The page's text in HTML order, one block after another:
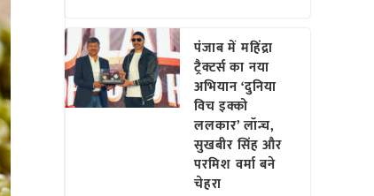
पंजाब में महिंद्रा
ट्रैक्टर्स का नया
अभियान ‘दुनिया
विच इक्को
ललकार’ लॉन्च,
सुखबीर सिंह और
परमिश वर्मा बने
चेहरा